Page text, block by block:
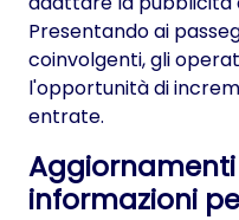
Presentando ai
coinvolgenti, gli
l'opportunità di
entrate.
informazioni